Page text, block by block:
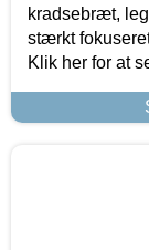
kradsebræt,
stærkt
Klik her for at